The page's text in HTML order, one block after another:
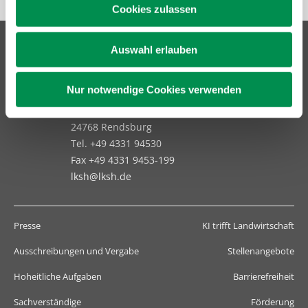
Cookies zulassen
Auswahl erlauben
Nur notwendige Cookies verwenden
Pflanzenschutzberatung
Grünlandberatung
ELER Grünlandberatung
Innovationsberatung EIP-Förderung
Beratung in der Tierhaltung
Beratung für den ökologischen Landbau
Thea und Bruno Tietgen Stiftung
Grüner Kamp 15-17
24768 Rendsburg
Tel. +49 4331 94530
Fax +49 4331 9453-199
lksh@lksh.de
Presse KI trifft Landwirtschaft
Ausschreibungen und Vergabe Stellenangebote
Hoheitliche Aufgaben Barrierefreiheit
Sachverständige Förderung